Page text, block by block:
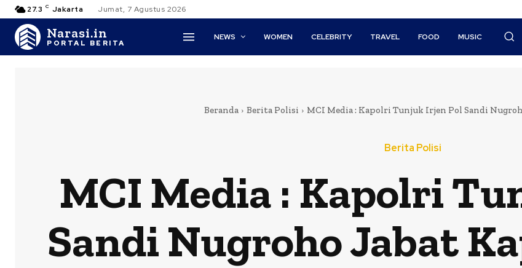
27.3 C Jakarta Jumat, 7 Agustus 2026
Narasi.in
PORTAL BERITA
NEWS WOMEN CELEBRITY TRAVEL FOOD MUSIC
Beranda Berita Polisi MCI Media : Kapolri Tunjuk Irjen Pol Sandi
Berita Polisi
MCI Media : Kapolri
Sandi Nugroho Jabat